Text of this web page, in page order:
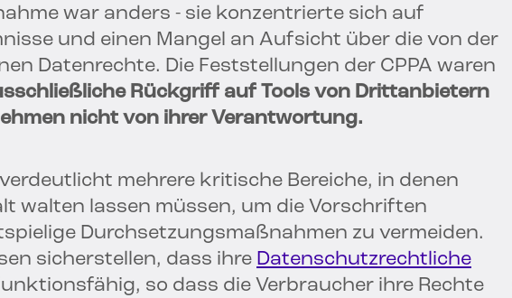
war anders - sie konzentrierte sich auf
und einen Mangel an Aufsicht über die von der
Datenrechte. Die Feststellungen der CPPA waren
Rückgriff auf Tools von Drittanbietern
nicht von ihrer Verantwortung.
mehrere kritische Bereiche, in denen
walten lassen müssen, um die Vorschriften
Durchsetzungsmaßnahmen zu vermeiden.
sicherstellen, dass ihre Datenschutzrechtliche
so dass die Verbraucher ihre Rechte